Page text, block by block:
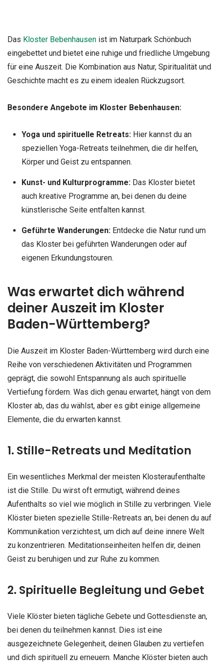
Das Kloster Bebenhausen ist im Naturpark Schönbuch
eingebettet und bietet eine ruhige und friedliche Umgebung
für eine Auszeit. Die Kombination aus Natur, Spiritualität und
Geschichte macht es zu einem idealen Rückzugsort.
Besondere Angebote im Kloster Bebenhausen:
Yoga und spirituelle Retreats:Hier kannst du an
speziellen Yoga-Retreats teilnehmen, die dir helfen,
Körper und Geist zu entspannen.
Kunst- und Kulturprogramme:Das Kloster bietet
auch kreative Programme an, bei denen du deine
künstlerische Seite entfalten kannst.
Geführte Wanderungen:Entdecke die Natur rund um
das Kloster bei geführten Wanderungen oder auf
eigenen Erkundungstouren.
Was erwartet dich während
deiner Auszeit im Kloster
Baden-Württemberg?
Die Auszeit im Kloster Baden-Württemberg wird durch eine
Reihe von verschiedenen Aktivitäten und Programmen
geprägt, die sowohl Entspannung als auch spirituelle
Vertiefung fördern. Was dich genau erwartet, hängt von dem
Kloster ab, das du wählst, aber es gibt einige allgemeine
Elemente, die du erwarten kannst.
1. Stille-Retreats und Meditation
Ein wesentliches Merkmal der meisten Klosteraufenthalte
ist die Stille. Du wirst oft ermutigt, während deines
Aufenthalts so viel wie möglich in Stille zu verbringen. Viele
Klöster bieten spezielle Stille-Retreats an, bei denen du auf
Kommunikation verzichtest, um dich auf deine innere Welt
zu konzentrieren. Meditationseinheiten helfen dir, deinen
Geist zu beruhigen und zur Ruhe zu kommen.
2. Spirituelle Begleitung und Gebet
Viele Klöster bieten tägliche Gebete und Gottesdienste an,
bei denen du teilnehmen kannst. Dies ist eine
ausgezeichnete Gelegenheit, deinen Glauben zu vertiefen
und dich spirituell zu erneuern. Manche Klöster bieten auch